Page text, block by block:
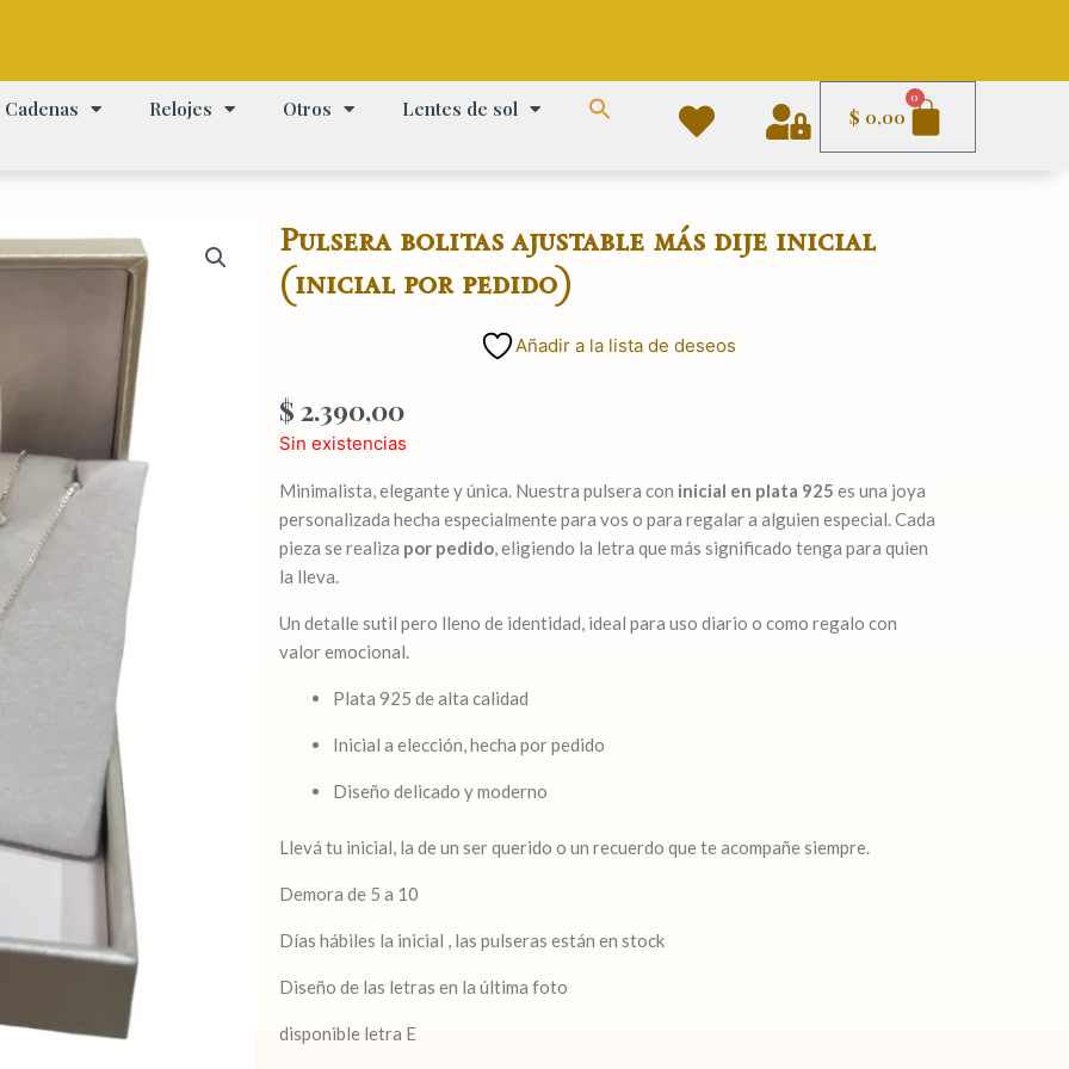
Cadenas Relojes Otros Lentes de sol $ 0,00
0
Carrito
Pulsera bolitas ajustable más dije inicial
(inicial por pedido)
Añadir a la lista de deseos
$ 2.390,00
Sin existencias
Minimalista, elegante y única. Nuestra pulsera con inicial en plata 925 es una joya
personalizada hecha especialmente para vos o para regalar a alguien especial. Cada
pieza se realiza por pedido, eligiendo la letra que más significado tenga para quien
la lleva.
Un detalle sutil pero lleno de identidad, ideal para uso diario o como regalo con
valor emocional.
Plata 925 de alta calidad
Inicial a elección, hecha por pedido
Diseño delicado y moderno
Llevá tu inicial, la de un ser querido o un recuerdo que te acompañe siempre.
Demora de 5 a 10
Días hábiles la inicial , las pulseras están en stock
Diseño de las letras en la última foto
disponible letra E